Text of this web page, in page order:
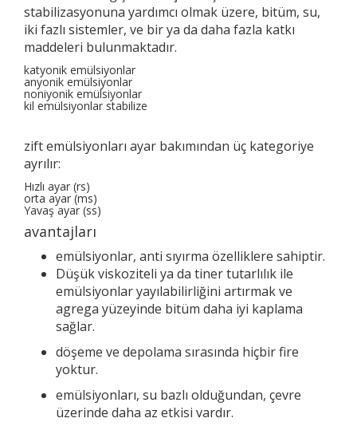
stabilizasyonuna yardımcı olmak üzere, bitüm, su,
iki fazlı sistemler, ve bir ya da daha fazla katkı
maddeleri bulunmaktadır.
katyonik emülsiyonlar
anyonik emülsiyonlar
noniyonik emülsiyonlar
kil emülsiyonlar stabilize
zift emülsiyonları ayar bakımından üç kategoriye
ayrılır:
Hızlı ayar (rs)
orta ayar (ms)
Yavaş ayar (ss)
avantajları
emülsiyonlar, anti sıyırma özelliklere sahiptir.
Düşük viskoziteli ya da tiner tutarlılık ile
emülsiyonlar yayılabilirliğini artırmak ve
agrega yüzeyinde bitüm daha iyi kaplama
sağlar.
döşeme ve depolama sırasında hiçbir fire
yoktur.
emülsiyonları, su bazlı olduğundan, çevre
üzerinde daha az etkisi vardır.